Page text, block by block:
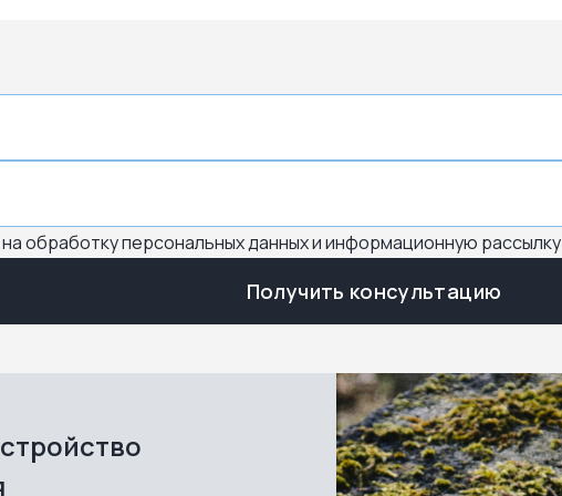
обработку персональных данных и информационную рассылку
Получить консультацию